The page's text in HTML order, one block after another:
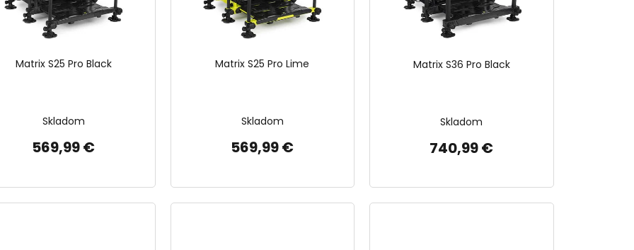
Matrix S25 Pro Black
Skladom
569,99 €
Matrix S25 Pro Lime
Skladom
569,99 €
Matrix S36 Pro Black
Skladom
740,99 €